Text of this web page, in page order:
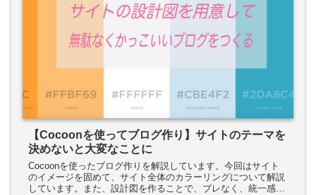
【Cocoonを使ってブログ作り】サイトのテーマを
決めないと大変なことに
Cocoonを使ったブログ作りを解説しています。今回はサイト
のイメージを固めて、サイト全体のカラーリングについて解説
しています。また、設計図を作ることで、ブレなく、統一感の